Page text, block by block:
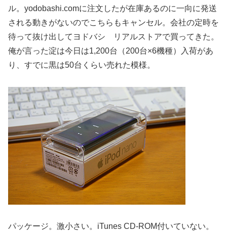
ル。yodobashi.comに注文したが在庫あるのに一向に発送
される動きがないのでこちらもキャンセル。会社の定時を
待って抜け出してヨドバシ リアルストアで買ってきた。
俺が言った淀は今日は1,200台（200台×6機種）入荷があ
り、すでに黒は50台くらい売れた模様。
パッケージ。激小さい。iTunes CD-ROM付いていない。